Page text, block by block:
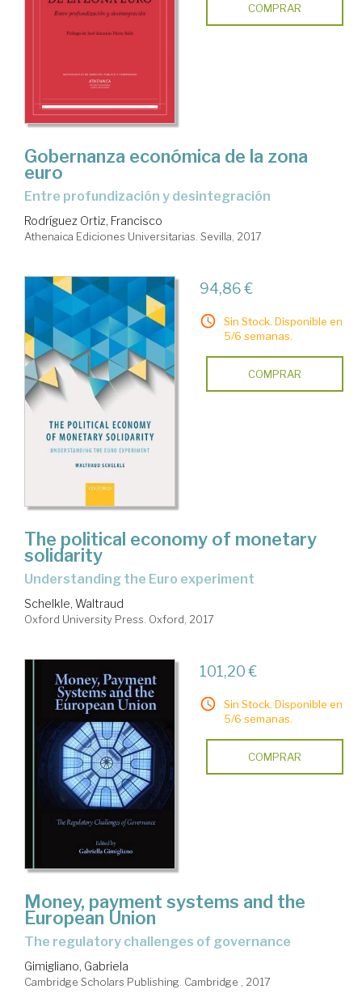
COMPRAR
Gobernanza económica de la zona
euro
entre profundización y desintegración
Rodríguez Ortiz, Francisco
Athenaica Ediciones Universitarias. Sevilla, 2017
94,86 €
Sin Stock. Disponible en
5/6 semanas.
COMPRAR
The political economy of monetary
solidarity
understanding the Euro experiment
Schelkle, Waltraud
Oxford University Press. Oxford, 2017
101,20 €
Sin Stock. Disponible en
5/6 semanas.
COMPRAR
Money, payment systems and the
European Union
the regulatory challenges of governance
Gimigliano, Gabriela
Cambridge Scholars Publishing. Cambridge , 2017